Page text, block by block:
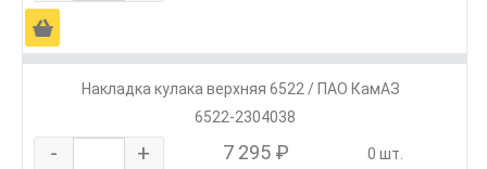
Ä
Накладка кулака верхняя 6522 / ПАО КамАЗ
6522-2304038
- + 7 295 ₽ 0 шт.